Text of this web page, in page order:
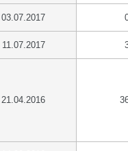
03.07.2017
11.07.2017
21.04.2016